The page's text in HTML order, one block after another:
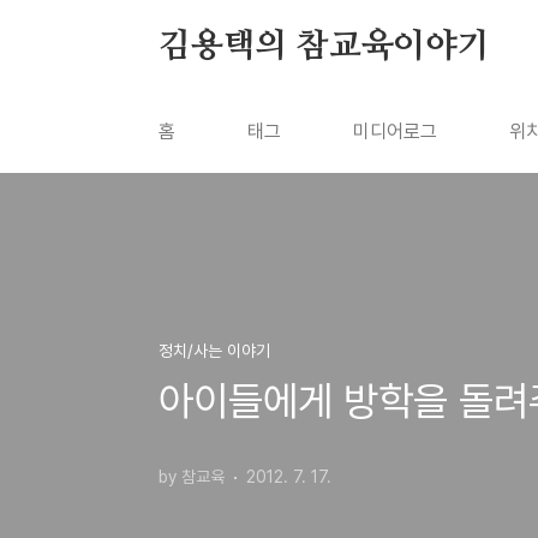
김용택의 참교육이야기
홈 태그 미디어로그 위
정치/사는 이야기
아이들에게 방학을 돌
by 참교육 2012. 7. 17.